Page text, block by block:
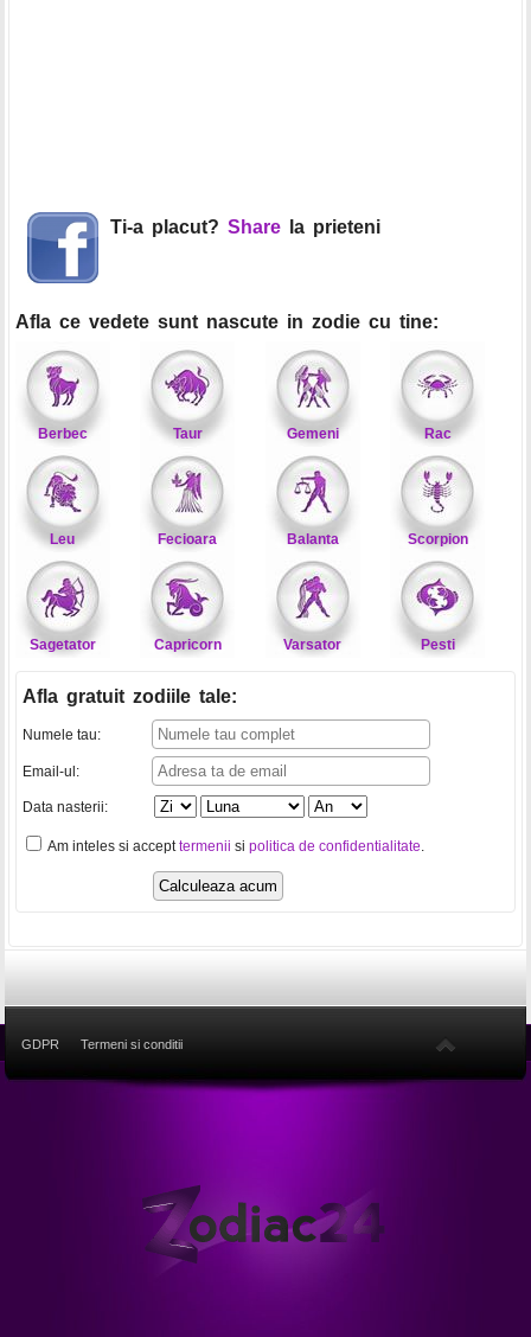
Ti-a placut? Share la prieteni
Afla ce vedete sunt nascute in zodie cu tine:
Berbec Taur Gemeni Rac
Leu Fecioara Balanta Scorpion
Sagetator Capricorn Varsator Pesti
Afla gratuit zodiile tale:
Numele tau:
Email-ul:
Data nasterii:
Am inteles si accepttermenii si politica de confidentialitate.
GDPR Termeni si conditii